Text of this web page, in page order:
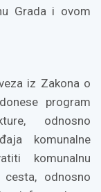
Grada i ovom
iz Zakona o
program
odnosno
komunalne
komunalnu
cesta, odnosno